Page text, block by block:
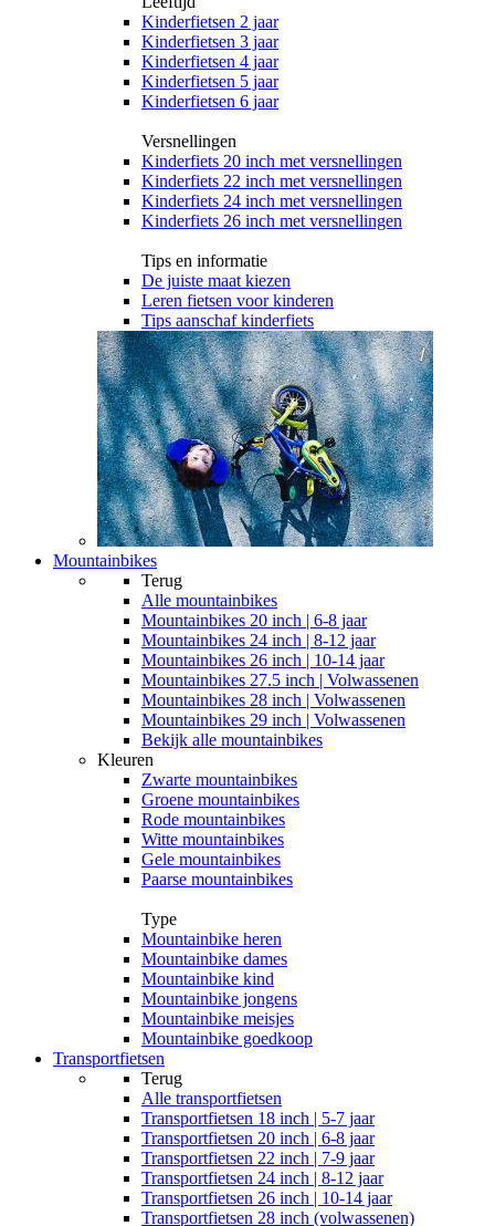
Kinderfietsen 2 jaar
Kinderfietsen 3 jaar
Kinderfietsen 4 jaar
Kinderfietsen 5 jaar
Kinderfietsen 6 jaar
Versnellingen
Kinderfiets 20 inch met versnellingen
Kinderfiets 22 inch met versnellingen
Kinderfiets 24 inch met versnellingen
Kinderfiets 26 inch met versnellingen
Tips en informatie
De juiste maat kiezen
Leren fietsen voor kinderen
Tips aanschaf kinderfiets
Mountainbikes
Terug
Alle mountainbikes
Mountainbikes 20 inch | 6-8 jaar
Mountainbikes 24 inch | 8-12 jaar
Mountainbikes 26 inch | 10-14 jaar
Mountainbikes 27.5 inch | Volwassenen
Mountainbikes 28 inch | Volwassenen
Mountainbikes 29 inch | Volwassenen
Bekijk alle mountainbikes
Kleuren
Zwarte mountainbikes
Groene mountainbikes
Rode mountainbikes
Witte mountainbikes
Gele mountainbikes
Paarse mountainbikes
Type
Mountainbike heren
Mountainbike dames
Mountainbike kind
Mountainbike jongens
Mountainbike meisjes
Mountainbike goedkoop
Transportfietsen
Terug
Alle transportfietsen
Transportfietsen 18 inch | 5-7 jaar
Transportfietsen 20 inch | 6-8 jaar
Transportfietsen 22 inch | 7-9 jaar
Transportfietsen 24 inch | 8-12 jaar
Transportfietsen 26 inch | 10-14 jaar
Transportfietsen 28 inch (volwassenen)